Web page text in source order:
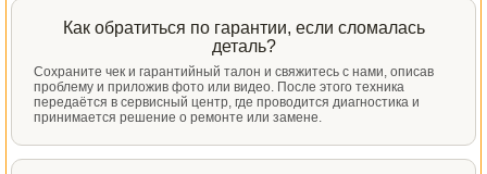
Как обратиться по гарантии, если сломалась
деталь?
Сохраните чек и гарантийный талон и свяжитесь с нами, описав
проблему и приложив фото или видео. После этого техника
передаётся в сервисный центр, где проводится диагностика и
принимается решение о ремонте или замене.